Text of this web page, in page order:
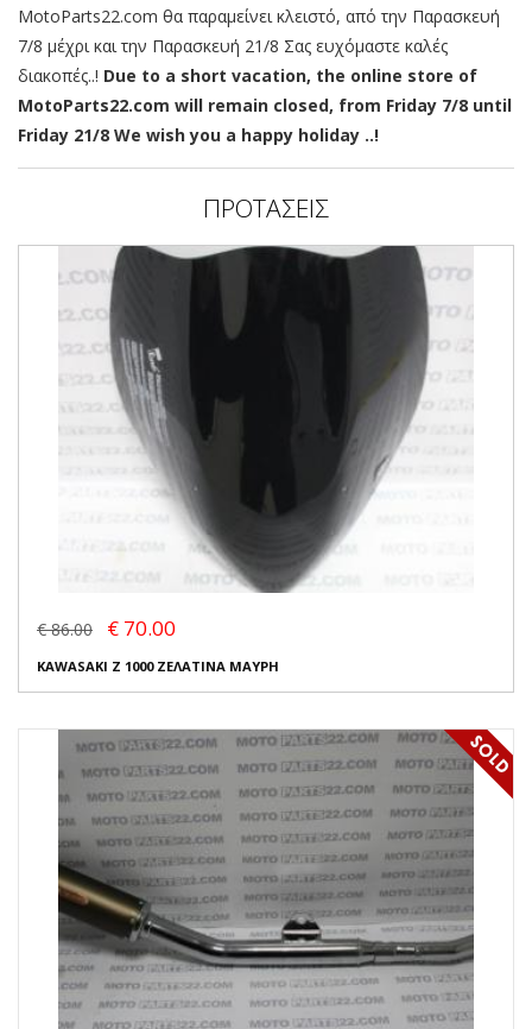
MotoParts22.com θα παραμείνει κλειστό, από την Παρασκευή
7/8 μέχρι και την Παρασκευή 21/8 Σας ευχόμαστε καλές
διακοπές..! Due to a short vacation, the online store of
MotoParts22.com will remain closed, from Friday 7/8 until
Friday 21/8 We wish you a happy holiday ..!
ΠΡΟΤΑΣΕΙΣ
€ 86.00 € 70.00
KAWASAKI Z 1000 ΖΕΛΑΤΙΝΑ ΜΑΥΡΗ